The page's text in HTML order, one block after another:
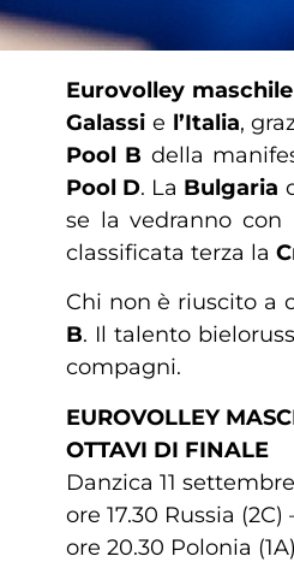
Eurovolley maschile
Galassi e l’Italia,
Pool B della
Pool D. La Bulgaria
se la vedranno
classificata terza la
Chi non è riuscito a
B. Il talento
compagni.
EUROVOLLEY
OTTAVI DI FINALE
Danzica 11 settembre
ore 17.30 Russia (2C)
ore 20.30 Polonia